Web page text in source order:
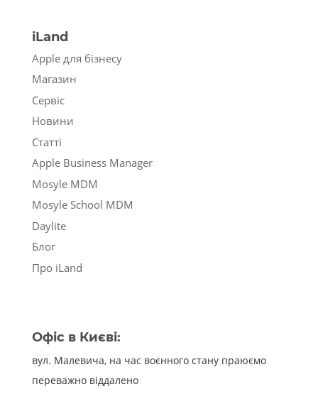
iLand
Apple для бізнесу
Магазин
Сервіс
Новини
Статті
Apple Business Manager
Mosyle MDM
Mosyle School MDM
Daylite
Блог
Про iLand
Офіс в Києві:
вул. Малевича, на час воєнного стану праюємо
переважно віддалено